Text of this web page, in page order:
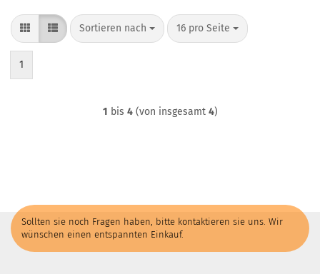
Sortieren nach
Sortieren nach 16 pro Seite
pro Seite
1
1 bis 4(von insgesamt 4)
Sollten sie noch Fragen haben, bitte kontaktieren sie uns. Wir
wünschen einen entspannten Einkauf.